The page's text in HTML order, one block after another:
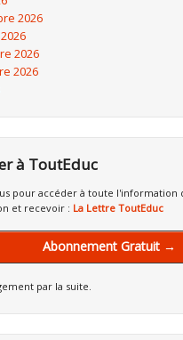
2026
2026
2026
à ToutEduc
pour accéder à toute l'information
et recevoir : La Lettre ToutEduc
Abonnement Gratuit →
par la suite.